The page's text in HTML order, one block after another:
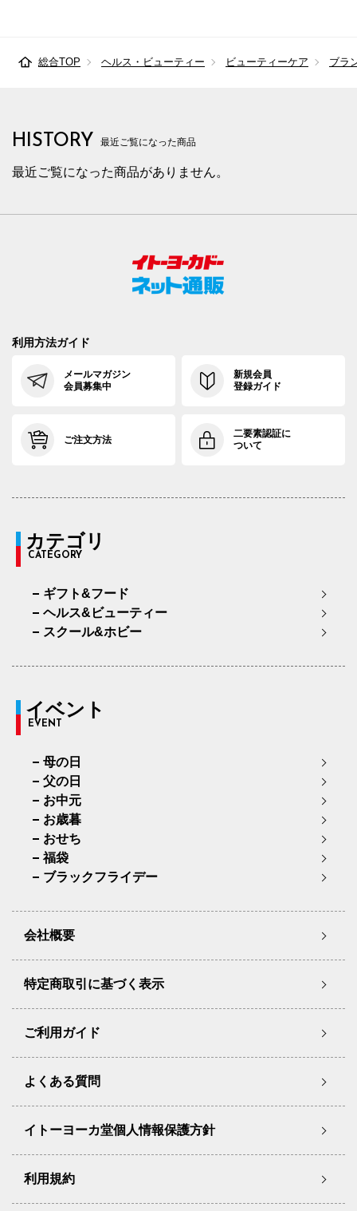
総合TOP ヘルス・ビューティー ビューティーケア ブラ
HISTORY 最近ご覧になった商品
最近ご覧になった商品がありません。
利用方法ガイド
メールマガジン
会員募集中
新規会員
登録ガイド
ご注文方法
二要素認証に
ついて
カテゴリ
CATEGORY
ギフト&フード
ヘルス&ビューティー
スクール&ホビー
イベント
EVENT
母の日
父の日
お中元
お歳暮
おせち
福袋
ブラックフライデー
会社概要
特定商取引に基づく表示
ご利用ガイド
よくある質問
イトーヨーカ堂個人情報保護方針
利用規約